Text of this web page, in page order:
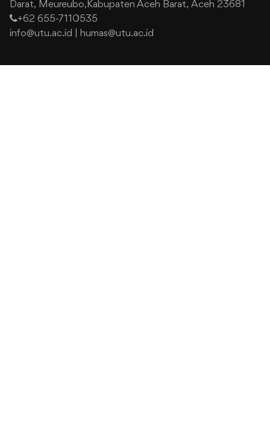
Darat, Meureubo,Kabupaten Aceh Barat, Aceh 23681
+62 655-7110535
info@utu.ac.id
humas@utu.ac.id